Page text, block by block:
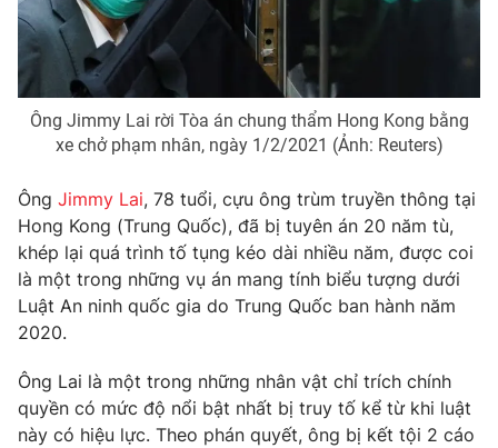
Hậu trường
Nhân vật
Khán giả
Giải sao mai
Điện ảnh
Âm nhạc
Sao
Đời sống
Du lịch
Làm đẹp
Chất lượng cuộc sống
Giáo dục
Học trực tuyến
Hitech Công nghệ tương lai
Sản phẩm
Thị trường
Giao lưu trực tuyến
Lịch phát sóng
Chuyên mục khác
Emagazine Podcast
Ông Jimmy Lai rời Tòa án chung thẩm Hong Kong bằng
xe chở phạm nhân, ngày 1/2/2021 (Ảnh: Reuters)
Ông Jimmy Lai, 78 tuổi, cựu ông trùm truyền thông tại
Hong Kong (Trung Quốc), đã bị tuyên án 20 năm tù,
khép lại quá trình tố tụng kéo dài nhiều năm, được coi
là một trong những vụ án mang tính biểu tượng dưới
Luật An ninh quốc gia do Trung Quốc ban hành năm
2020.
Ông Lai là một trong những nhân vật chỉ trích chính
quyền có mức độ nổi bật nhất bị truy tố kể từ khi luật
này có hiệu lực. Theo phán quyết, ông bị kết tội 2 cáo